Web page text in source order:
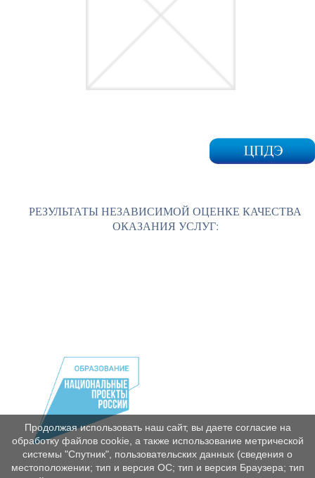
РЕЗУЛЬТАТЫ НЕЗАВИСИМОЙ ОЦЕНКЕ КАЧЕСТВА
ОКАЗАНИЯ УСЛУГ:
Продолжая использовать наш сайт, вы даете согласие на
обработку файлов cookie, а также использование метрической
системы "Спутник", пользовательских данных (сведения о
местоположении; тип и версия ОС; тип и версия Браузера; тип